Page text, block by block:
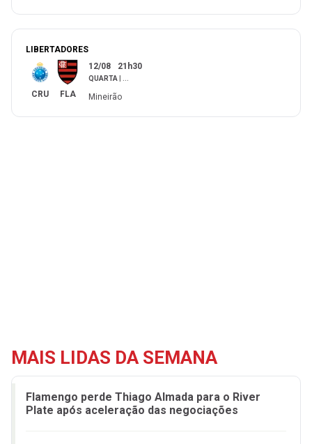
LIBERTADORES
CRU FLA
12/08 21h30
QUARTA
Mineirão
MAIS LIDAS DA SEMANA
Flamengo perde Thiago Almada para o River
Plate após aceleração das negociações